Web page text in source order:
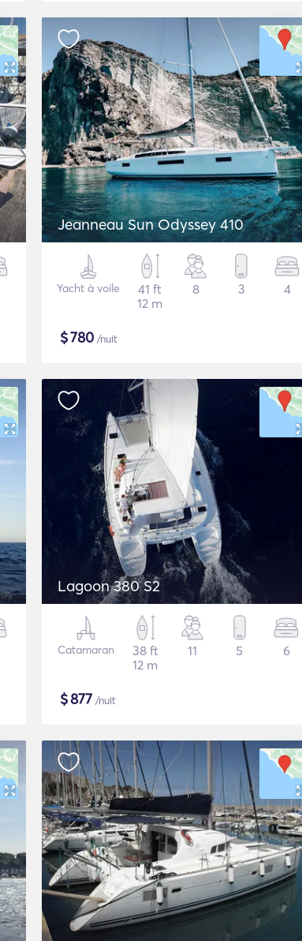
Jeanneau Sun Odyssey 410
Yacht à voile
41 ft
12 m
8 3 4
$780 /nuit
Lagoon 380 S2
Catamaran
38 ft
12 m
11 5 6
$877 /nuit